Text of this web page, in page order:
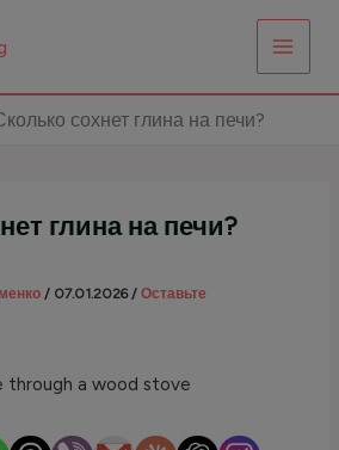
сохнет глина на печи?
глина на печи?
/ 07.01.2026/Оставьте